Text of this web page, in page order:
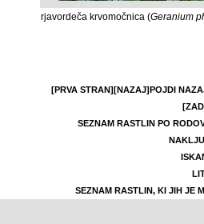
rjavordeča krvomočnica (Geranium
[PRVA STRAN][NAZAJ]POJDI
SEZNAM RASTLIN PO
SEZNAM RASTLIN, KI JIH JE